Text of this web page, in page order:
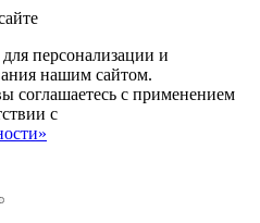
персонализации и
нашим сайтом.
соглашаетесь с применением
с